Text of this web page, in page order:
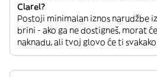
Clarel?
Postoji minimalan iznos narudžbe
brini - ako ga ne dostigneš, morat
naknadu, ali tvoj glovo će ti